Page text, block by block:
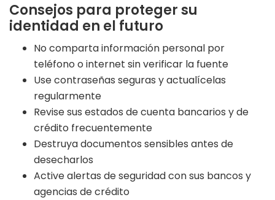
Consejos para proteger su
identidad en el futuro
No comparta información personal por
teléfono o internet sin verificar la fuente
Use contraseñas seguras y actualícelas
regularmente
Revise sus estados de cuenta bancarios y de
crédito frecuentemente
Destruya documentos sensibles antes de
desecharlos
Active alertas de seguridad con sus bancos y
agencias de crédito